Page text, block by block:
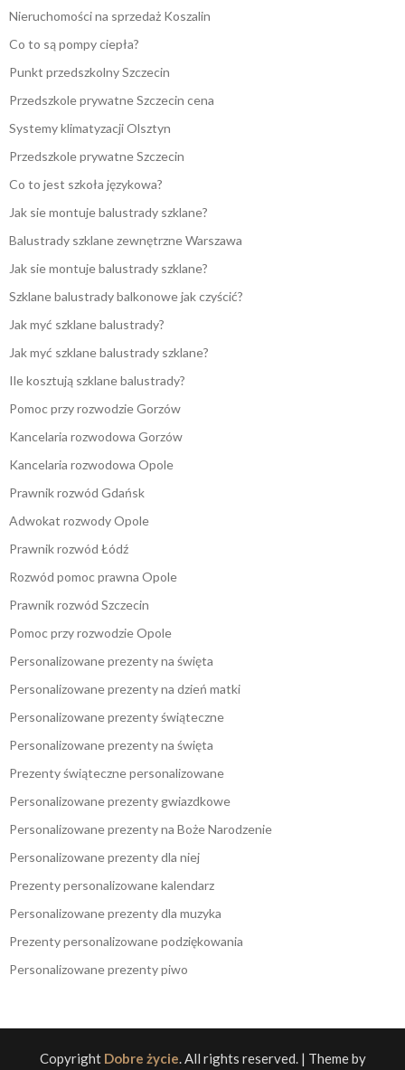
Nieruchomości na sprzedaż Koszalin
Co to są pompy ciepła?
Punkt przedszkolny Szczecin
Przedszkole prywatne Szczecin cena
Systemy klimatyzacji Olsztyn
Przedszkole prywatne Szczecin
Co to jest szkoła językowa?
Jak sie montuje balustrady szklane?
Balustrady szklane zewnętrzne Warszawa
Jak sie montuje balustrady szklane?
Szklane balustrady balkonowe jak czyścić?
Jak myć szklane balustrady?
Jak myć szklane balustrady szklane?
Ile kosztują szklane balustrady?
Pomoc przy rozwodzie Gorzów
Kancelaria rozwodowa Gorzów
Kancelaria rozwodowa Opole
Prawnik rozwód Gdańsk
Adwokat rozwody Opole
Prawnik rozwód Łódź
Rozwód pomoc prawna Opole
Prawnik rozwód Szczecin
Pomoc przy rozwodzie Opole
Personalizowane prezenty na święta
Personalizowane prezenty na dzień matki
Personalizowane prezenty świąteczne
Personalizowane prezenty na święta
Prezenty świąteczne personalizowane
Personalizowane prezenty gwiazdkowe
Personalizowane prezenty na Boże Narodzenie
Personalizowane prezenty dla niej
Prezenty personalizowane kalendarz
Personalizowane prezenty dla muzyka
Prezenty personalizowane podziękowania
Personalizowane prezenty piwo
Copyright Dobre życie. All rights reserved. | Theme by